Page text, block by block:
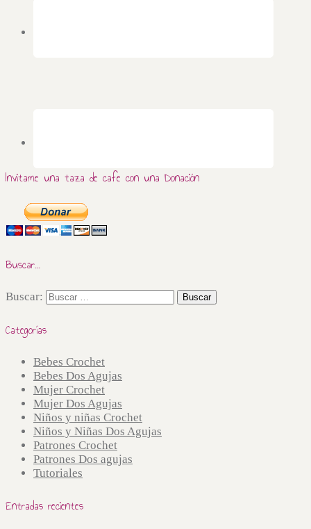
Invitame una taza de cafe con una Donación
Buscar…
Buscar:
Categorías
Bebes Crochet
Bebes Dos Agujas
Mujer Crochet
Mujer Dos Agujas
Niños y niñas Crochet
Niños y Niñas Dos Agujas
Patrones Crochet
Patrones Dos agujas
Tutoriales
Entradas recientes